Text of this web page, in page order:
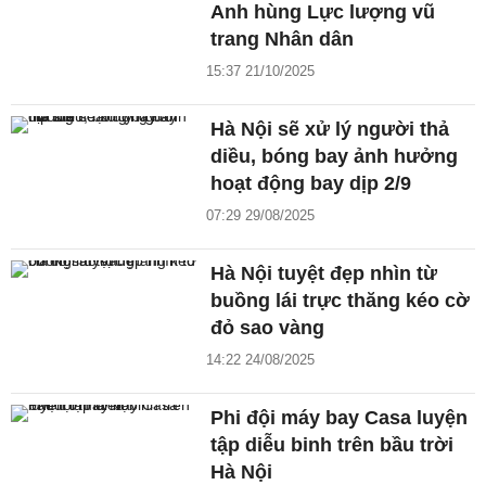
Anh hùng Lực lượng vũ
trang Nhân dân
15:37 21/10/2025
Hà Nội sẽ xử lý người thả
diều, bóng bay ảnh hưởng
hoạt động bay dịp 2/9
07:29 29/08/2025
Hà Nội tuyệt đẹp nhìn từ
buồng lái trực thăng kéo cờ
đỏ sao vàng
14:22 24/08/2025
Phi đội máy bay Casa luyện
tập diễu binh trên bầu trời
Hà Nội